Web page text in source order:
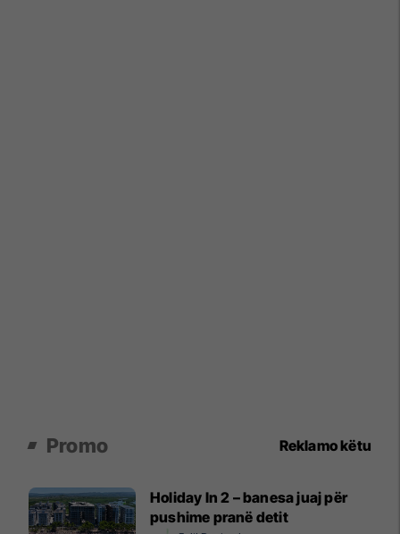
Promo Reklamo këtu
Holiday In 2 – banesa juaj për
pushime pranë detit